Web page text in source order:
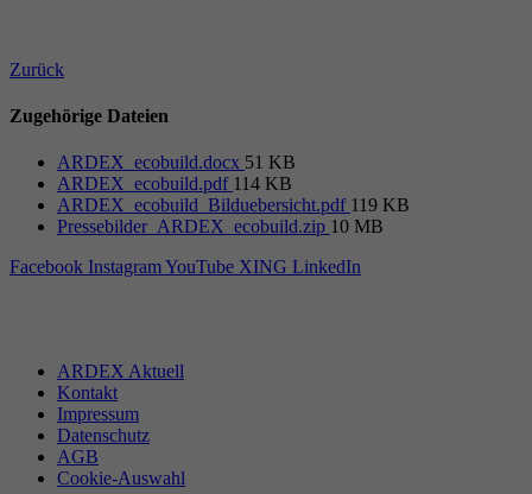
Zurück
Zugehörige Dateien
ARDEX_ecobuild.docx 51 KB
ARDEX_ecobuild.pdf 114 KB
ARDEX_ecobuild_Bilduebersicht.pdf 119 KB
Pressebilder_ARDEX_ecobuild.zip 10 MB
Facebook InstagramYouTube XING LinkedIn
ARDEX Aktuell
Kontakt
Impressum
Datenschutz
AGB
Cookie-Auswahl